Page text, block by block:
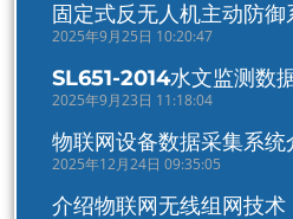
固定式反无人机主动防
2025年9月25日 10:20:47
SL651-2014水文监测数
2025年9月23日 11:18:04
物联网设备数据采集系统
2025年12月24日 09:35:05
介绍物联网无线组网技术